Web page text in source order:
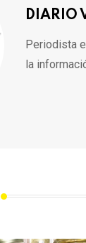
DIARIO
Periodista
la